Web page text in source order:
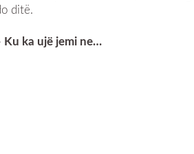
ditë.
ka ujë jemi ne…